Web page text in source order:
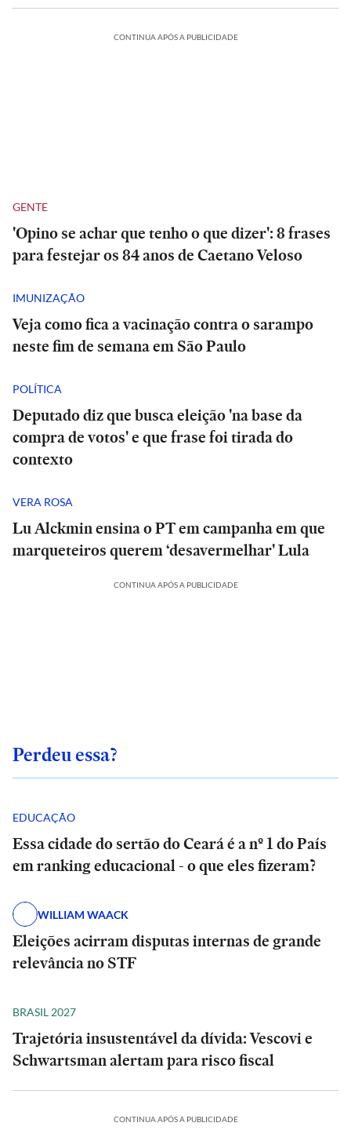
CONTINUA APÓS A PUBLICIDADE
GENTE
'Opino se achar que tenho o que dizer': 8 frases
para festejar os 84 anos de Caetano Veloso
IMUNIZAÇÃO
Veja como fica a vacinação contra o sarampo
neste fim de semana em São Paulo
POLÍTICA
Deputado diz que busca eleição 'na base da
compra de votos' e que frase foi tirada do
contexto
VERA ROSA
Lu Alckmin ensina o PT em campanha em que
marqueteiros querem ‘desavermelhar' Lula
CONTINUA APÓS A PUBLICIDADE
Perdeu essa?
EDUCAÇÃO
Essa cidade do sertão do Ceará é a nº 1 do País
em ranking educacional - o que eles fizeram?
WILLIAM WAACK
Eleições acirram disputas internas de grande
relevância no STF
BRASIL 2027
Trajetória insustentável da dívida: Vescovi e
Schwartsman alertam para risco fiscal
CONTINUA APÓS A PUBLICIDADE